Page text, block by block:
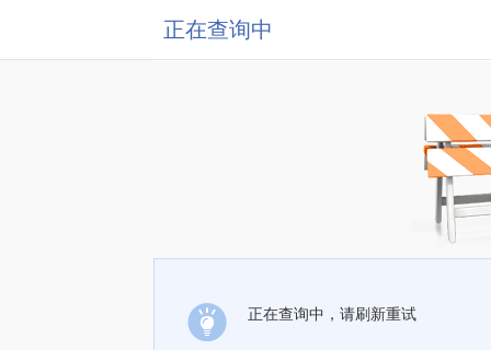
正在查询中
正在查询中，请刷新重试